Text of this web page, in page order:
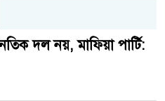
দল নয়, মাফিয়া পার্টি: